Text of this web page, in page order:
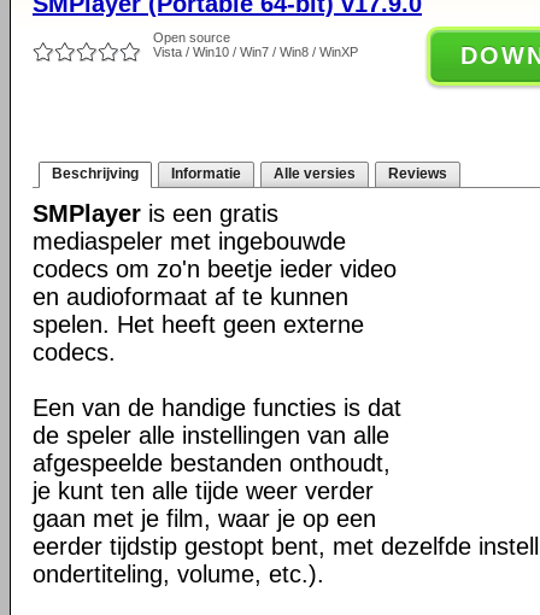
Open source
Vista / Win10 / Win7 / Win8 / WinXP
Beschrijving Informatie Alle versies Reviews
SMPlayer is een gratis
mediaspeler met ingebouwde
codecs om zo'n beetje ieder video
en audioformaat af te kunnen
spelen. Het heeft geen externe
codecs.
Een van de handige functies is dat
de speler alle instellingen van alle
afgespeelde bestanden onthoudt,
je kunt ten alle tijde weer verder
gaan met je film, waar je op een
eerder tijdstip gestopt bent, met dezelfde
ondertiteling, volume, etc.).